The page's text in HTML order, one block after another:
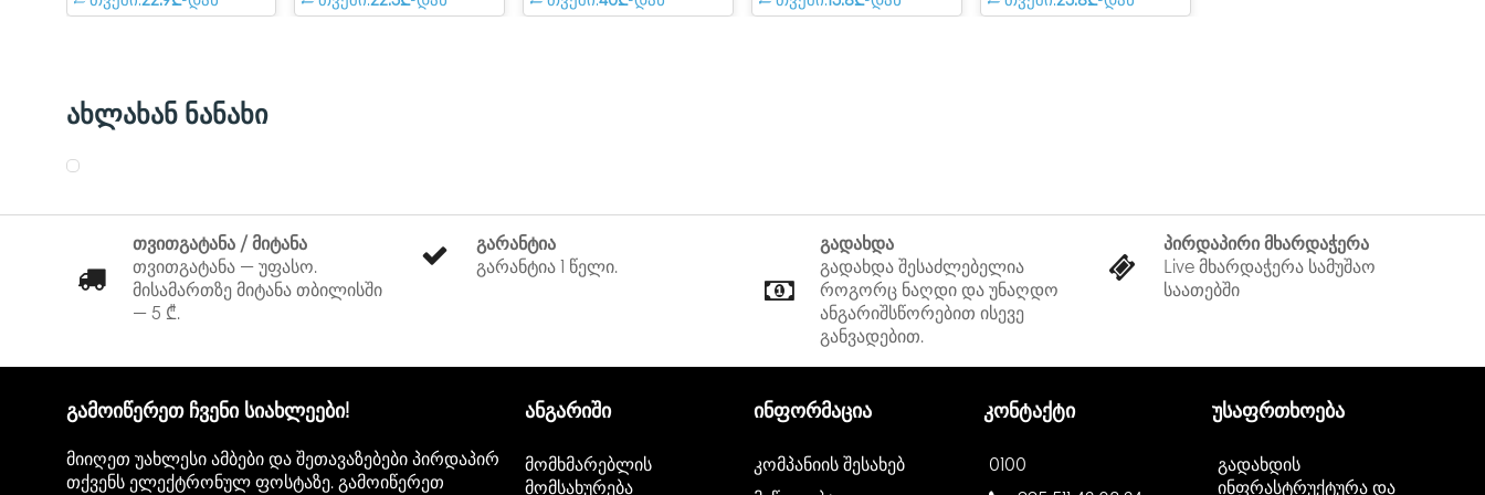
ახლახან ნანახი
თვითგატანა / მიტანა
თვითგატანა — უფასო.
მისამართზე მიტანა თბილისში
— 5 ₾.
გარანტია
გარანტია 1 წელი.
გადახდა
გადახდა შესაძლებელია
როგორც ნაღდი და უნაღდო
ანგარიშსწორებით ისევე
განვადებით.
პირდაპირი მხარდაჭერა
Live მხარდაჭერა სამუშაო
საათებში
გამოიწერეთ ჩვენი სიახლეები!
მიიღეთ უახლესი ამბები და შეთავაზებები პირდაპირ
თქვენს ელექტრონულ ფოსტაზე. გამოიწერეთ
ანგარიში
მომხმარებლის
მომსახურება
ინფორმაცია
კომპანიის შესახებ
კონტაქტი
0100
უსაფრთხოება
გადახდის
ინფრასტრუქტურა და